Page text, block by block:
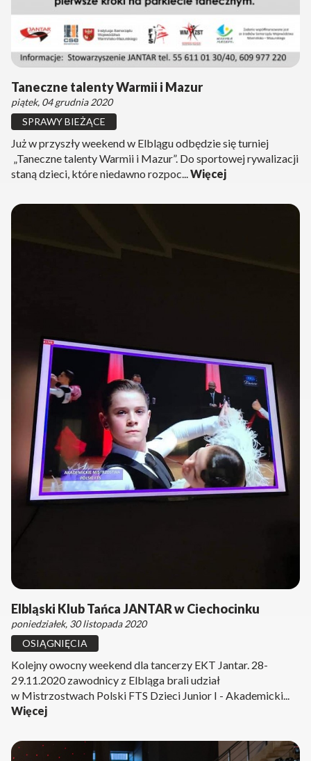
Taneczne talenty Warmii i Mazur
piątek, 04 grudnia 2020
SPRAWY BIEŻĄCE
Już w przyszły weekend w Elblągu odbędzie się turniej
„Taneczne talenty Warmii i Mazur”. Do sportowej rywalizacji
staną dzieci, które niedawno rozpoc... Więcej
Elbląski Klub Tańca JANTAR w Ciechocinku
poniedziałek, 30 listopada 2020
OSIĄGNIĘCIA
Kolejny owocny weekend dla tancerzy EKT Jantar. 28-
29.11.2020 zawodnicy z Elbląga brali udział
w Mistrzostwach Polski FTS Dzieci Junior I - Akademicki...
Więcej